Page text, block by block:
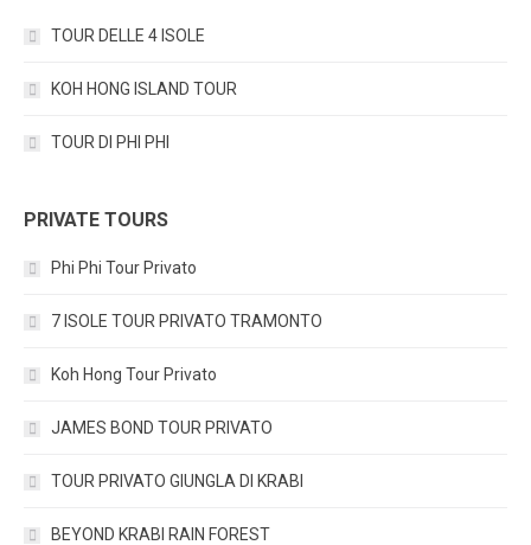
TOUR DELLE 4 ISOLE
KOH HONG ISLAND TOUR
TOUR DI PHI PHI
PRIVATE TOURS
Phi Phi Tour Privato
7 ISOLE TOUR PRIVATO TRAMONTO
Koh Hong Tour Privato
JAMES BOND TOUR PRIVATO
TOUR PRIVATO GIUNGLA DI KRABI
BEYOND KRABI RAIN FOREST